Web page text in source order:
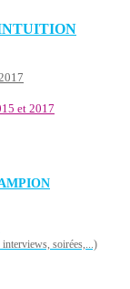
et 2017
interviews, soirées,...)